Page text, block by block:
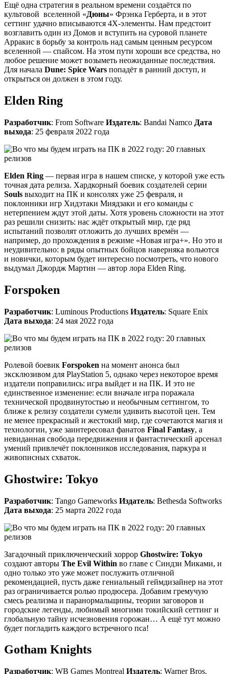
Ещё одна стратегия в реальном времени создаётся по
культовой вселенной «Дюны» Фрэнка Герберта, и в этот
сеттинг удачно вписываются 4X-элементы. Нам предстоит
возглавить один из Домов и вступить на суровой планете
Арракис в борьбу за контроль над самым ценным ресурсом
вселенной — спайсом. На этом пути хороши все средства, но
любое решение может возыметь неожиданные последствия.
Для начала Dune: Spice Wars попадёт в ранний доступ, и
открыться он должен в этом году.
Elden Ring
Разработчик: From Software Издатель: Bandai Namco Дата
выхода: 25 февраля 2022 года
Elden Ring — первая игра в нашем списке, у которой уже есть
точная дата релиза. Хардкорный боевик создателей серии
Souls выходит на ПК и консолях уже 25 февраля, и
поклонники игр Хидэтаки Миядзаки и его команды с
нетерпением ждут этой даты. Хотя уровень сложности на этот
раз решили снизить: нас ждёт открытый мир, где ряд
испытаний позволят отложить до лучших времён —
например, до прохождения в режиме «Новая игра+». Но это и
неудивительно: в ряды опытных бойцов наверняка вольются
и новички, которым будет интересно посмотреть, что нового
выдумал Джордж Мартин — автор лора Elden Ring.
Forspoken
Разработчик: Luminous Productions Издатель: Square Enix
Дата выхода: 24 мая 2022 года
Ролевой боевик Forspoken на момент анонса был
эксклюзивом для PlayStation 5, однако через некоторое время
издатели поправились: игра выйдет и на ПК. И это не
единственное изменение: если вначале игра поражала
технической продвинутостью и необычным сеттингом, то
ближе к релизу создатели сумели удивить высотой цен. Тем
не менее прекрасный и жестокий мир, где сочетаются магия и
технологии, уже заинтересовал фанатов Final Fantasy, а
невиданная свобода передвижения и фантастический арсенал
умений привлечёт поклонников исследования, паркура и
живописных схваток.
Ghostwire: Tokyo
Разработчик: Tango Gameworks Издатель: Bethesda Softworks
Дата выхода: 25 марта 2022 года
Загадочный приключенческий хоррор Ghostwire: Tokyo
создают авторы The Evil Within во главе с Синдзи Миками, и
одно только это уже может послужить отличной
рекомендацией, пусть даже гениальный геймдизайнер на этот
раз ограничивается ролью продюсера. Добавим гремучую
смесь реализма и паранормальщины, теории заговоров и
городские легенды, любимый многими токийский сеттинг и
глобальную тайну исчезновения горожан… А ещё тут можно
будет погладить каждого встречного пса!
Gotham Knights
Разработчик: WB Games Montreal Издатель: Warner Bros.